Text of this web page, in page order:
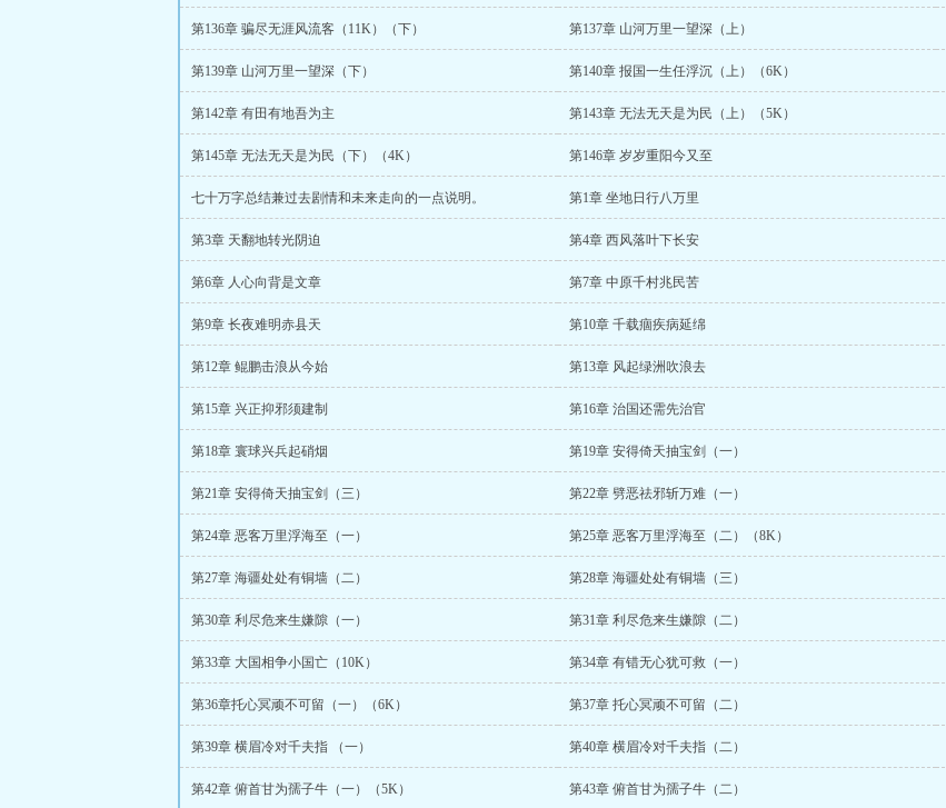
第136章 骗尽无涯风流客（11K）（下） 第137章 山河万里一望深（上）
第139章 山河万里一望深（下） 第140章 报国一生任浮沉（上）（6K）
第142章 有田有地吾为主 第143章 无法无天是为民（上）（5K）
第145章 无法无天是为民（下）（4K） 第146章 岁岁重阳今又至
七十万字总结兼过去剧情和未来走向的一点说明。 第1章 坐地日行八万里
第3章 天翻地转光阴迫 第4章 西风落叶下长安
第6章 人心向背是文章 第7章 中原千村兆民苦
第9章 长夜难明赤县天 第10章 千载痼疾病延绵
第12章 鲲鹏击浪从今始 第13章 风起绿洲吹浪去
第15章 兴正抑邪须建制 第16章 治国还需先治官
第18章 寰球兴兵起硝烟 第19章 安得倚天抽宝剑（一）
第21章 安得倚天抽宝剑（三） 第22章 劈恶祛邪斩万难（一）
第24章 恶客万里浮海至（一） 第25章 恶客万里浮海至（二）（8K）
第27章 海疆处处有铜墙（二） 第28章 海疆处处有铜墙（三）
第30章 利尽危来生嫌隙（一） 第31章 利尽危来生嫌隙（二）
第33章 大国相争小国亡（10K） 第34章 有错无心犹可救（一）
第36章托心冥顽不可留（一）（6K） 第37章 托心冥顽不可留（二）
第39章 横眉冷对千夫指 （一） 第40章 横眉冷对千夫指（二）
第42章 俯首甘为孺子牛（一）（5K） 第43章 俯首甘为孺子牛（二）